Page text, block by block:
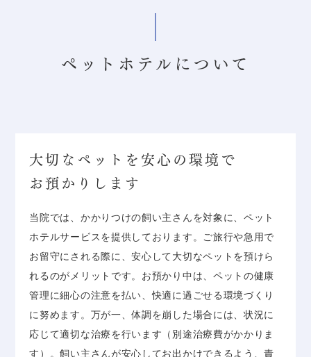
ペットホテルについて
大切なペットを安心の環境で
お預かりします
当院では、かかりつけの飼い主さんを対象に、ペット
ホテルサービスを提供しております。ご旅行や急用で
お留守にされる際に、安心して大切なペットを預けら
れるのがメリットです。お預かり中は、ペットの健康
管理に細心の注意を払い、快適に過ごせる環境づくり
に努めます。万が一、体調を崩した場合には、状況に
応じて適切な治療を行います（別途治療費がかかりま
す）。飼い主さんが安心してお出かけできるよう、責